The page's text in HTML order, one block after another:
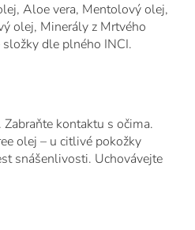
Aloe vera, Mentolový olej,
olej, Minerály z Mrtvého
dle plného INCI.
kontaktu s očima.
olej – u citlivé pokožky
snášenlivosti. Uchovávejte